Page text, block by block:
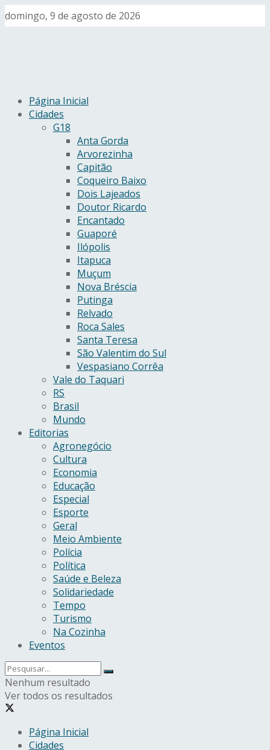
domingo, 9 de agosto de 2026
Página Inicial
Cidades
G18
Anta Gorda
Arvorezinha
Capitão
Coqueiro Baixo
Dois Lajeados
Doutor Ricardo
Encantado
Guaporé
Ilópolis
Itapuca
Muçum
Nova Bréscia
Putinga
Relvado
Roca Sales
Santa Teresa
São Valentim do Sul
Vespasiano Corrêa
Vale do Taquari
RS
Brasil
Mundo
Editorias
Agronegócio
Cultura
Economia
Educação
Especial
Esporte
Geral
Meio Ambiente
Polícia
Política
Saúde e Beleza
Solidariedade
Tempo
Turismo
Na Cozinha
Eventos
Nenhum resultado
Ver todos os resultados
Página Inicial
Cidades